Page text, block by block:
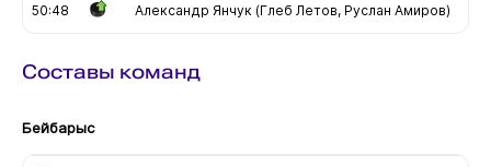
50:48 Александр Янчук (Глеб Летов, Руслан Амиров)
Составы команд
Бейбарыс